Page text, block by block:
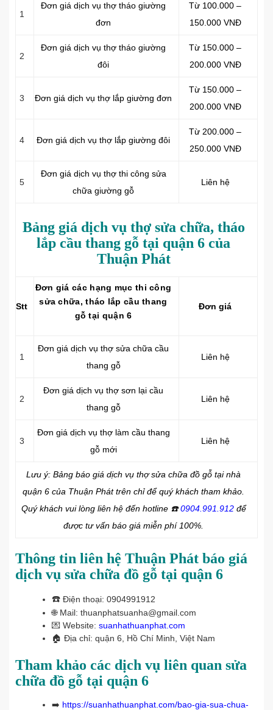
1
Đơn giá dịch vụ thợ tháo giường
đơn
Từ 100.000 –
150.000 VNĐ
2
Đơn giá dịch vụ thợ tháo giường
đôi
Từ 150.000 –
200.000 VNĐ
3 Đơn giá dịch vụ thợ lắp giường đơn
Từ 150.000 –
200.000 VNĐ
4 Đơn giá dịch vụ thợ lắp giường đôi
Từ 200.000 –
250.000 VNĐ
5
Đơn giá dịch vụ thợ thi công sửa
chữa giường gỗ
Liên hệ
Bảng giá dịch vụ thợ sửa chữa, tháo
lắp cầu thang gỗ tại quận 6 của
Thuận Phát
Stt
Đơn giá các hạng mục thi công
sửa chữa, tháo lắp cầu thang
gỗ tại quận 6
Đơn giá
1
Đơn giá dịch vụ thợ sửa chữa cầu
thang gỗ
Liên hệ
2
Đơn giá dịch vụ thợ sơn lại cầu
thang gỗ
Liên hệ
3
Đơn giá dịch vụ thợ làm cầu thang
gỗ mới
Liên hệ
Lưu ý: Bảng báo giá dịch vụ thợ sửa chữa đồ gỗ tại nhà
quận 6 của Thuận Phát trên chỉ để quý khách tham khảo.
Quý khách vui lòng liên hệ đến hotline ☎️0904.991.912để
được tư vấn báo giá miễn phí 100%.
Thông tin liên hệ Thuận Phát báo giá
dịch vụ sửa chữa đồ gỗ tại quận 6
☎️ Điện thoại: 0904991912
🌐 Mail: thuanphatsuanha@gmail.com
💌 Website: suanhathuanphat.com
🏠 Địa chỉ: quận 6, Hồ Chí Minh, Việt Nam
Tham khảo các dịch vụ liên quan sửa
chữa đồ gỗ tại quận 6
➡️ https://suanhathuanphat.com/bao-gia-sua-chua-